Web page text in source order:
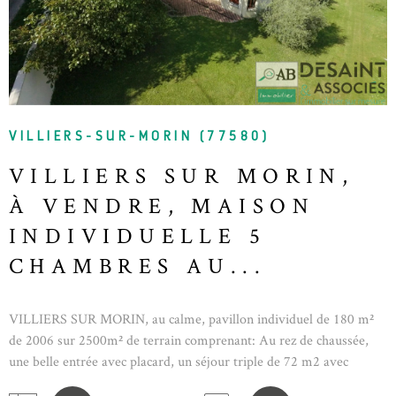
VILLIERS-SUR-MORIN (77580)
VILLIERS SUR MORIN,
À VENDRE, MAISON
INDIVIDUELLE 5
CHAMBRES AU...
VILLIERS SUR MORIN, au calme, pavillon individuel de 180 m²
de 2006 sur 2500m² de terrain comprenant: Au rez de chaussée,
une belle entrée avec placard, un séjour triple de 72 m2 avec
cuisine US aménagée/équipée, une chambre de 13m², une salle